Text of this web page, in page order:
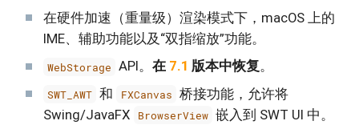
在硬件加速（重量级）渲染模式下，macOS 上的
IME、辅助功能以及“双指缩放”功能。
WebStorage API。在 7.1 版本中恢复。
SWT_AWT 和 FXCanvas 桥接功能，允许将
Swing/JavaFX
BrowserView 嵌入到 SWT UI 中。